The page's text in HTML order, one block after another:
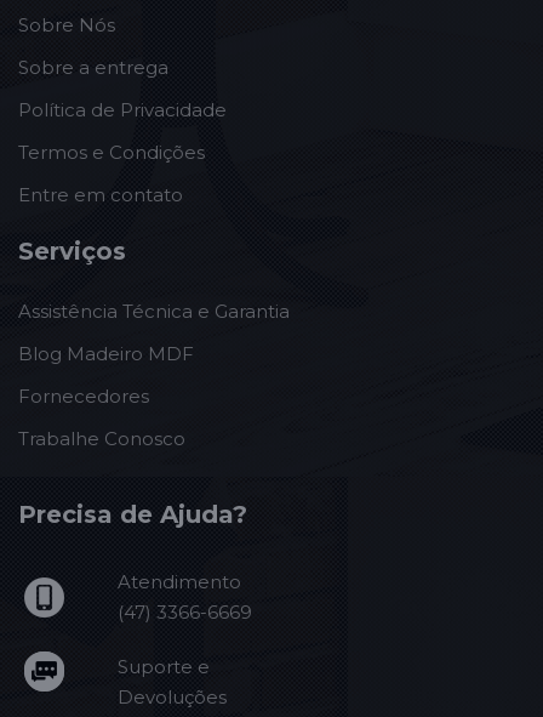
Sobre Nós
Sobre a entrega
Política de Privacidade
Termos e Condições
Entre em contato
Serviços
Assistência Técnica e Garantia
Blog Madeiro MDF
Fornecedores
Trabalhe Conosco
Precisa de Ajuda?
Atendimento
(47) 3366-6669
Suporte e
Devoluções